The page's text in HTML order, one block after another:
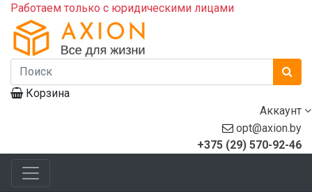
Работаем только с юридическими лицами
Корзина
Аккаунт
opt@axion.by
+375 (29) 570-92-46